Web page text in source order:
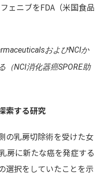
ェニブをFDA（米国食品
およびNCIか
（NCI消化器癌SPORE助
索する研究
の乳房切除術を受けた女
房に新たな癌を発症する
選択をしていたことを示